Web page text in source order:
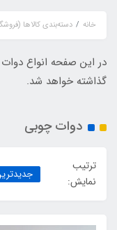
خانه دسته‌بندی کالاها
در این صفحه انواع
گذاشته خواهد شد.
دوات چوبی
ترتیب
نمایش: